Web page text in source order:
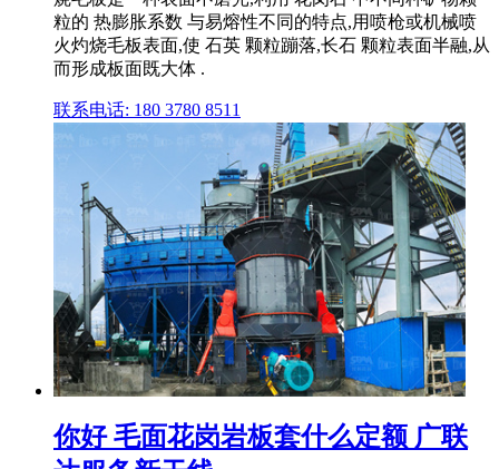
粒的 热膨胀系数 与易熔性不同的特点,用喷枪或机械喷
火灼烧毛板表面,使 石英 颗粒蹦落,长石 颗粒表面半融,从
而形成板面既大体 .
联系电话: 180 3780 8511
你好 毛面花岗岩板套什么定额 广联